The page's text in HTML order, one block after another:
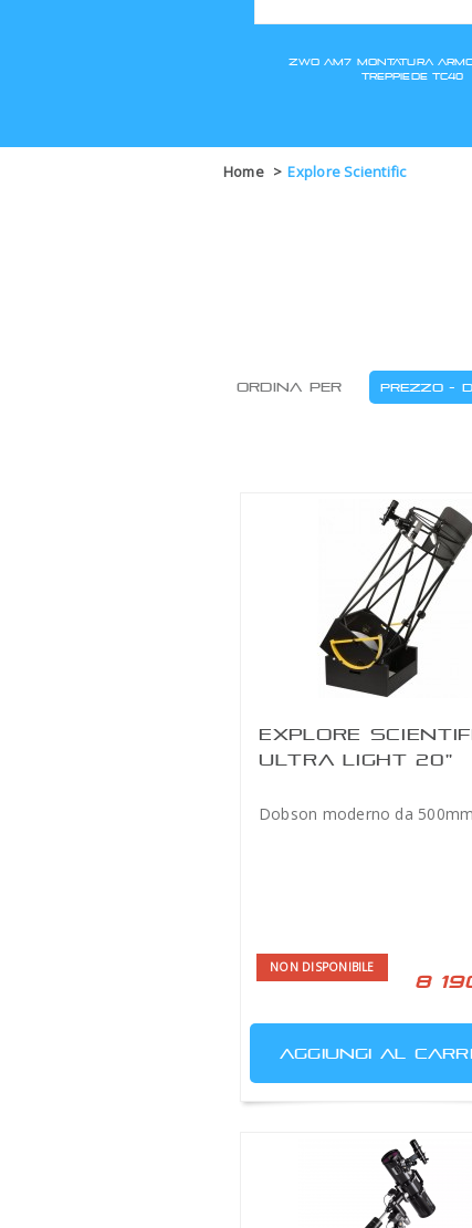
Home > Explore Scientific
Ordina per
EXPLORE
ULTRA LIGHT 20''
GENERAZIONE II
Dobson moderno da
NON DISPONIBILE
8
AGGIUNGI AL